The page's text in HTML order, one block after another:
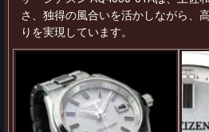
さ、独得の風合いを活かしながら、
りを実現しています。